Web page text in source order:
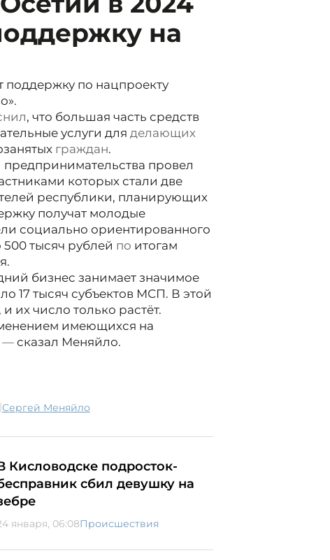
на
по нацпроекту
, что большая часть средств
услуги для делающих
граждан.
провел
которых стали две
республики, планирующих
получат молодые
социально ориентированного
тысяч рублей по итогам
бизнес занимает значимое
17 тысяч субъектов МСП. В этой
их число только растёт.
имеющихся на
— сказал Меняйло.
| Сергей Меняйло
Кисловодске подросток-
сбил девушку на
января, 06:08Происшествия